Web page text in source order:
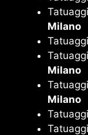
Milano
Milano
Milano